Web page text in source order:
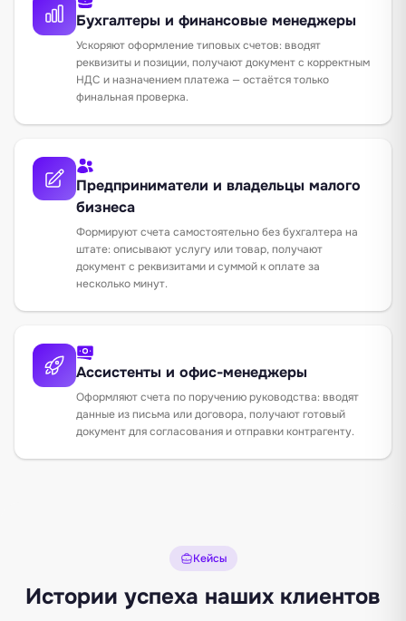
Бухгалтеры и финансовые менеджеры
Ускоряют оформление типовых счетов: вводят
реквизиты и позиции, получают документ с корректным
НДС и назначением платежа — остаётся только
финальная проверка.
Предприниматели и владельцы малого
бизнеса
Формируют счета самостоятельно без бухгалтера на
штате: описывают услугу или товар, получают
документ с реквизитами и суммой к оплате за
несколько минут.
Ассистенты и офис-менеджеры
Оформляют счета по поручению руководства: вводят
данные из письма или договора, получают готовый
документ для согласования и отправки контрагенту.
Кейсы
Истории успеха наших клиентов